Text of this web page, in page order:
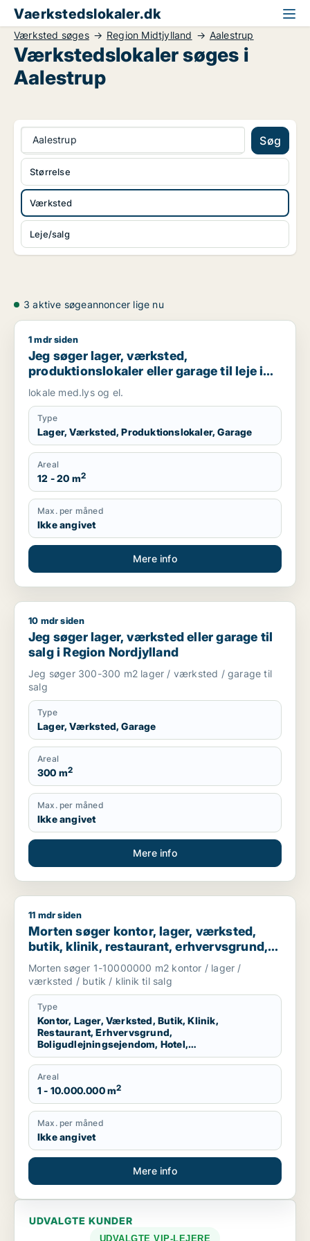
Vaerkstedslokaler.dk
Værksted søges Region Midtjylland Aalestrup
Værkstedslokaler søges i
Aalestrup
Aalestrup Søg
Værksted
Leje/salg
Størrelse
3 aktive søgeannoncer lige nu
Jeg søger lager, værksted, produktionslokaler eller garage
1 mdr siden
Jeg søger lager, værksted,
produktionslokaler eller garage til leje i
Tjele, Fårup eller Mariagerfjord m.fl.
lokale med.lys og el.
Type
Lager, Værksted, Produktionslokaler, Garage
Areal
12 - 20 m2
Max. per måned
Ikke angivet
Mere info
Jeg søger lager, værksted eller garage til salg i Region
10 mdr siden
Jeg søger lager, værksted eller garage til
salg i Region Nordjylland
Jeg søger 300-300 m2 lager / værksted / garage til
salg
Type
Lager, Værksted, Garage
Areal
300 m2
Max. per måned
Ikke angivet
Mere info
Morten søger kontor, lager, værksted, butik, klinik,
11 mdr siden
Morten søger kontor, lager, værksted,
butik, klinik, restaurant, erhvervsgrund,
boligudlejningsejendom, hotel eller
produktionslokaler til salg i Region
Nordjylland
Morten søger 1-10000000 m2 kontor / lager /
værksted / butik / klinik til salg
Type
Kontor, Lager, Værksted, Butik, Klinik,
Restaurant, Erhvervsgrund,
Boligudlejningsejendom, Hotel,
Produktionslokaler
Areal
1 - 10.000.000 m2
Max. per måned
Ikke angivet
Mere info
UDVALGTE KUNDER
UDVALGTE VIP-LEJERE